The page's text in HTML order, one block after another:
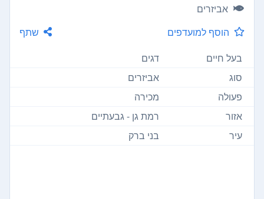
אביזרים
הוסף למועדפים
שתף
בעל חיים
דגים
סוג
אביזרים
פעולה
מכירה
אזור
רמת גן - גבעתיים
עיר
בני ברק